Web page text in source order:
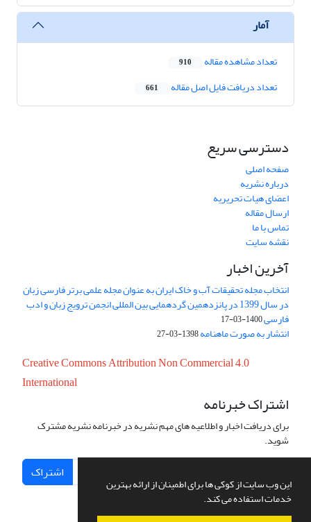
این وب سایت از کوکی ها برای اطمینان از ارائه بهترین
خدمات استفاده می کند.
آمار
تعداد مشاهده مقاله 910
تعداد دریافت فایل اصل مقاله 661
دسترسی سریع
صفحه اصلی
درباره نشریه
اعضای هیات تحریریه
ارسال مقاله
تماس با ما
نقشه سایت
آخرین اخبار
انتخاب مجله تحقیقات آب و خاک ایران به عنوان مجله علمی برتر فارسی زبان
در سال 1399 در پانزدهمین گردهمایی بین المللی انجمن ترویج زبان و ادب
فارسی1400-03-17
انتشار به صورت ماهنامه1398-03-27
Creative Commons Attribution Non Commercial 4.0
International
اشتراک خبرنامه
برای دریافت اخبار و اطلاعیه های مهم نشریه در خبرنامه نشریه مشترک
شوید.
اشتراک